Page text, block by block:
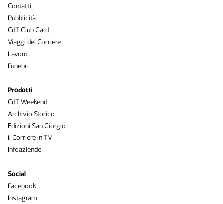
Contatti
Pubblicità
CdT Club Card
Viaggi del Corriere
Lavoro
Funebri
Prodotti
CdT Weekend
Archivio Storico
Edizioni San Giorgio
Il Corriere in TV
Infoaziende
Social
Facebook
Instagram